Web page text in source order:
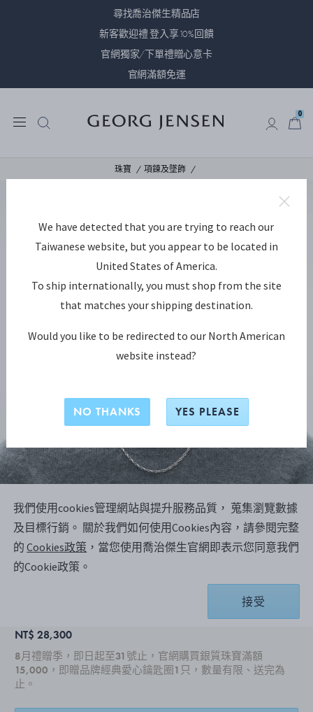
尋找喬治傑生精品店
新客歡迎禮 登入享10%回饋
官網獨家/下單禮贈心意卡
官網滿額免運
0
珠寶 項鍊及墜飾
REFLECT 鏈節項鍊
NT$ 28,300
8月禮贈季，即日起至31號止，官網購買銀質珠寶滿額
15,000，即贈品牌經典愛心鑰匙圈1只，數量有限、送完為
止。
我們使用cookies管理網站與提升服務品質， 蒐集瀏覽數據
及目標行銷。 關於我們如何使用Cookies內容，請參閱完整
的Cookies政策 ，當您使用喬治傑生官網即表示您同意我們
的Cookie政策。
接受
We have detected that you are trying to reach our
Taiwanese website, but you appear to be located in
United States of America.
To ship internationally, you must shop from the site
that matches your shipping destination.
Would you like to be redirected to our North American
website instead?
NO THANKS YES PLEASE